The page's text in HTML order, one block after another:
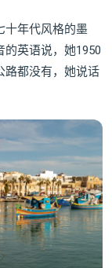
十年代风格的墨
英语说，她1950
路都没有，她说话